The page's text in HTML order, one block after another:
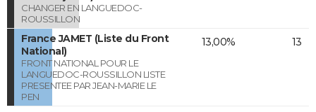
CHANGER EN LANGUEDOC-
ROUSSILLON
France JAMET (Liste du Front
National)
FRONT NATIONAL POUR LE
LANGUEDOC-ROUSSILLON LISTE
PRESENTEE PAR JEAN-MARIE LE
PEN
13,00% 13